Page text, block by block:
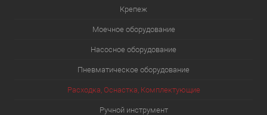
Крепеж
Моечное оборудование
Насосное оборудование
Пневматическое оборудование
Расходка, Оснастка, Комплектующие
Ручной инструмент